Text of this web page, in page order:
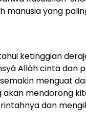
manusia yang
ketinggian
Allâh cinta dan
menguat
akan mendorong
dan